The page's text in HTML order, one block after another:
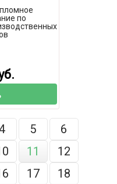
по
5
6
11
12
17
18